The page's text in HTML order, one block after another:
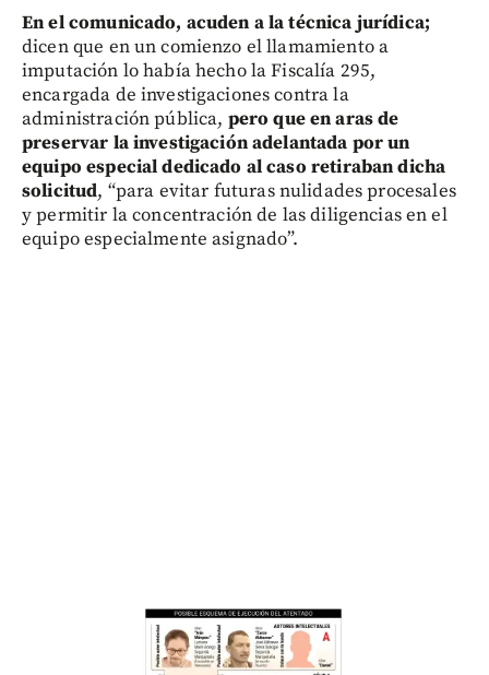
En el comunicado, acuden a la técnica jurídica;
dicen que en un comienzo el llamamiento a
imputación lo había hecho la Fiscalía 295,
encargada de investigaciones contra la
administración pública, pero que en aras de
preservar la investigación adelantada por un
equipo especial dedicado al caso retiraban dicha
solicitud, “para evitar futuras nulidades procesales
y permitir la concentración de las diligencias en el
equipo especialmente asignado”.